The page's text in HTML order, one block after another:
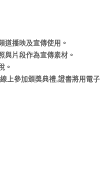
道播映及宣傳使用。
與片段作為宣傳素材。
。
上參加頒獎典禮,證書將用電子